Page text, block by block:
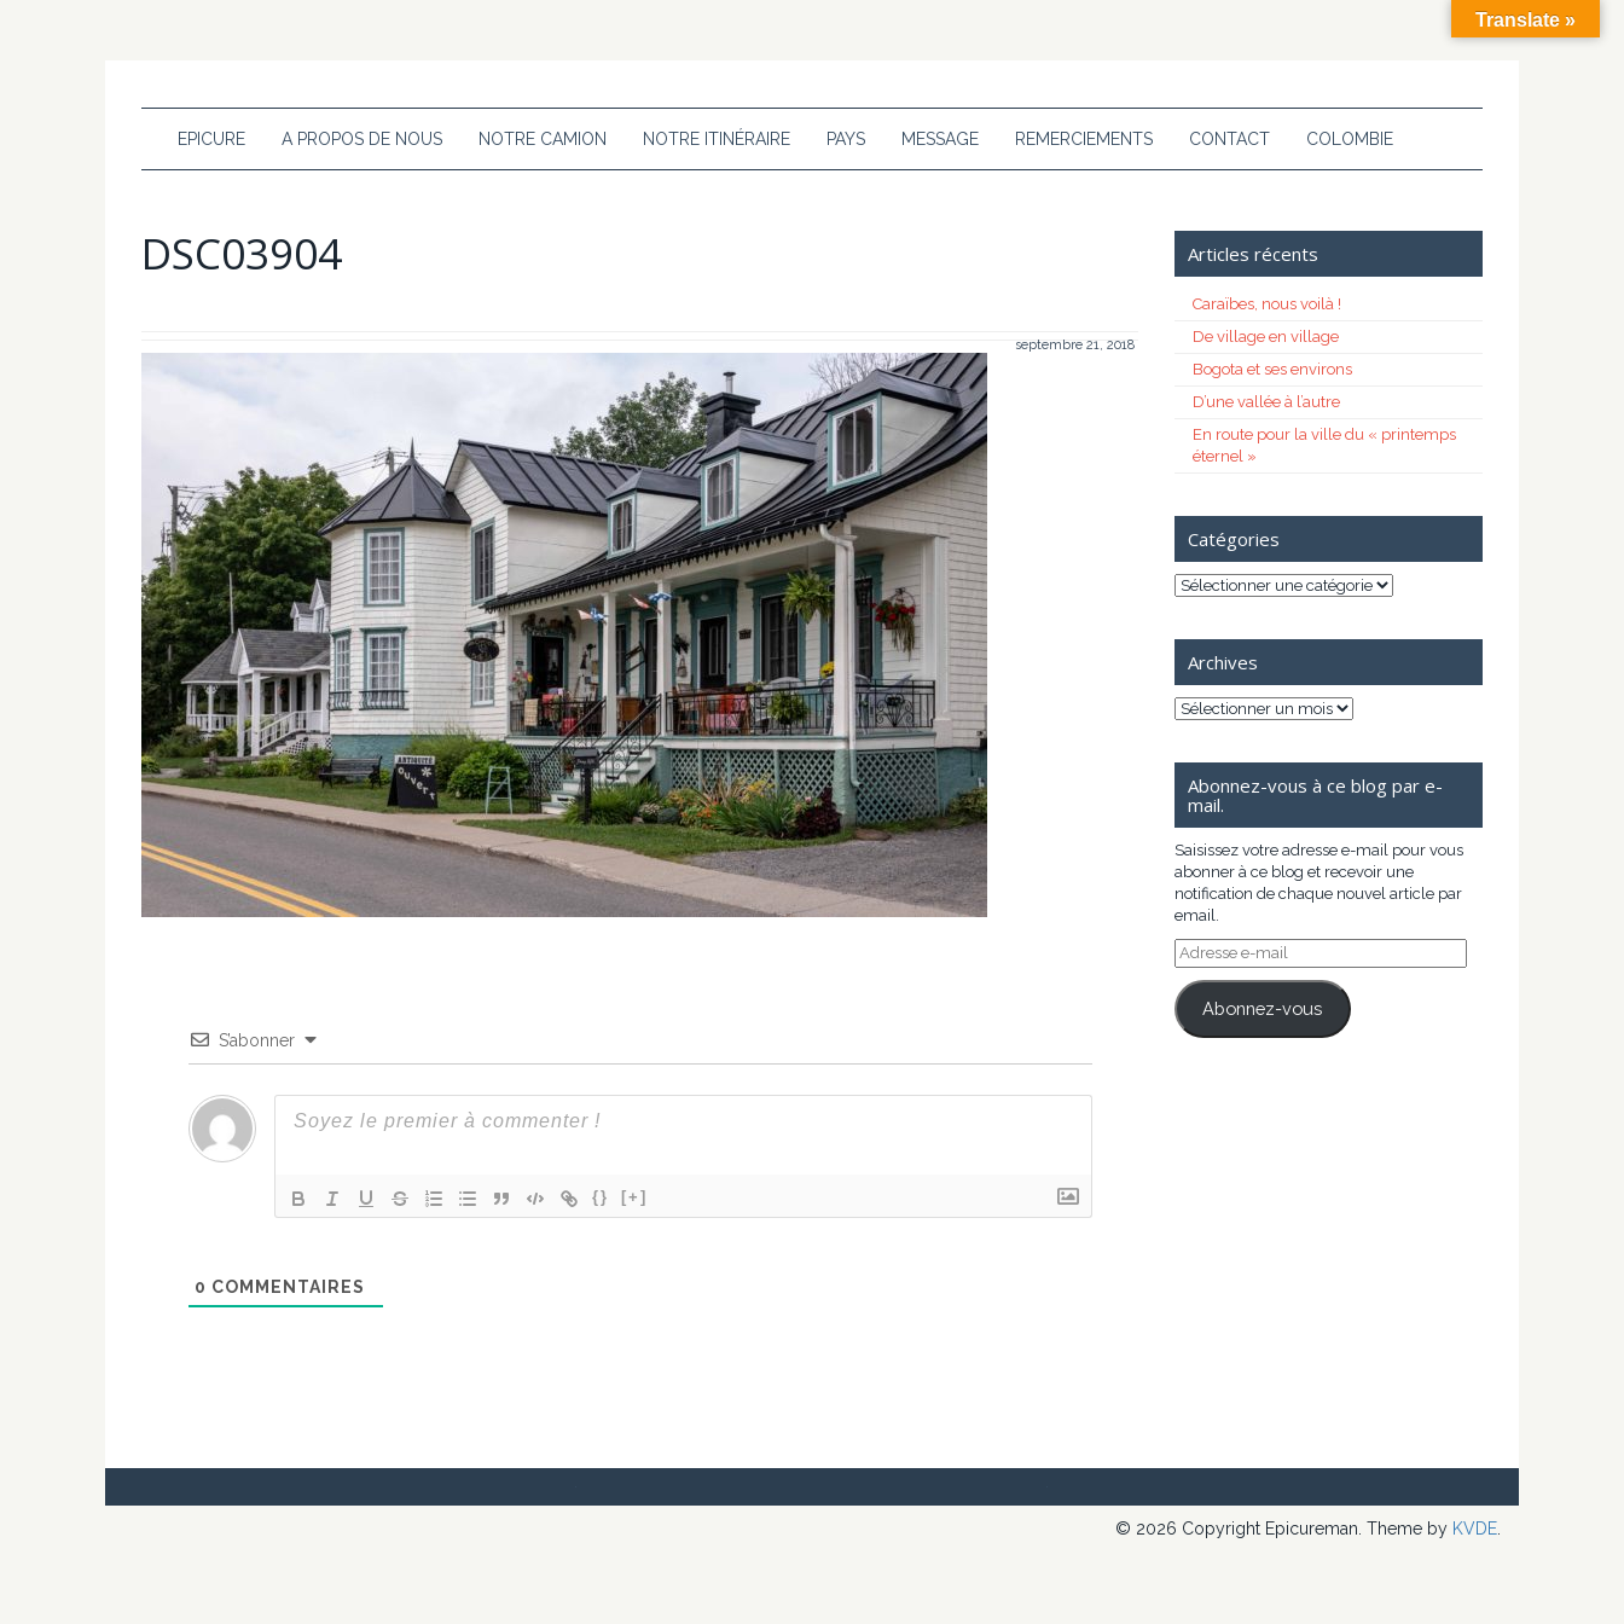
EPICURE A PROPOS DE NOUS NOTRE CAMION NOTRE ITINÉRAIRE PAYS MESSAGE REMERCIEMENTS CONTACT COLOMBIE
DSC03904
septembre 21, 2018
S’abonner
{} [+]
0 COMMENTAIRES
Articles récents
Caraïbes, nous voilà !
De village en village
Bogota et ses environs
D’une vallée à l’autre
En route pour la ville du « printemps
éternel »
Catégories
Catégories
Archives
Archives
Abonnez-vous à ce blog par e-
mail.
Saisissez votre adresse e-mail pour vous
abonner à ce blog et recevoir une
notification de chaque nouvel article par
email.
Adresse
e-
mail
Abonnez-vous
© 2026 Copyright Epicureman. Theme by KVDE
Translate »